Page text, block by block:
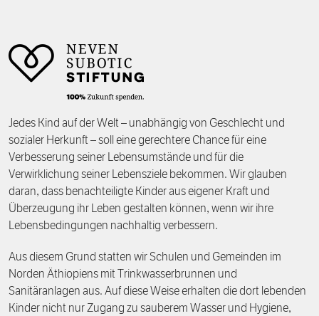
Jedes Kind auf der Welt – unabhängig von Geschlecht und
sozialer Herkunft – soll eine gerechtere Chance für eine
Verbesserung seiner Lebensumstände und für die
Verwirklichung seiner Lebensziele bekommen. Wir glauben
daran, dass benachteiligte Kinder aus eigener Kraft und
Überzeugung ihr Leben gestalten können, wenn wir ihre
Lebensbedingungen nachhaltig verbessern.
Aus diesem Grund statten wir Schulen und Gemeinden im
Norden Äthiopiens mit Trinkwasserbrunnen und
Sanitäranlagen aus. Auf diese Weise erhalten die dort lebenden
Kinder nicht nur Zugang zu sauberem Wasser und Hygiene,